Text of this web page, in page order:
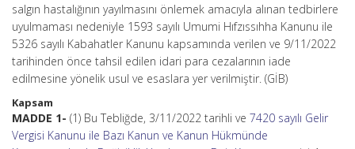
salgın hastalığının yayılmasını önlemek amacıyla alınan tedbirlere
uyulmaması nedeniyle 1593 sayılı Umumi Hıfzıssıhha Kanunu ile
5326 sayılı Kabahatler Kanunu kapsamında verilen ve 9/11/2022
tarihinden önce tahsil edilen idari para cezalarının iade
edilmesine yönelik usul ve esaslara yer verilmiştir. (GİB)
Kapsam
MADDE 1- (1) Bu Tebliğde, 3/11/2022 tarihli ve 7420 sayılı Gelir
Vergisi Kanunu ile Bazı Kanun ve Kanun Hükmünde